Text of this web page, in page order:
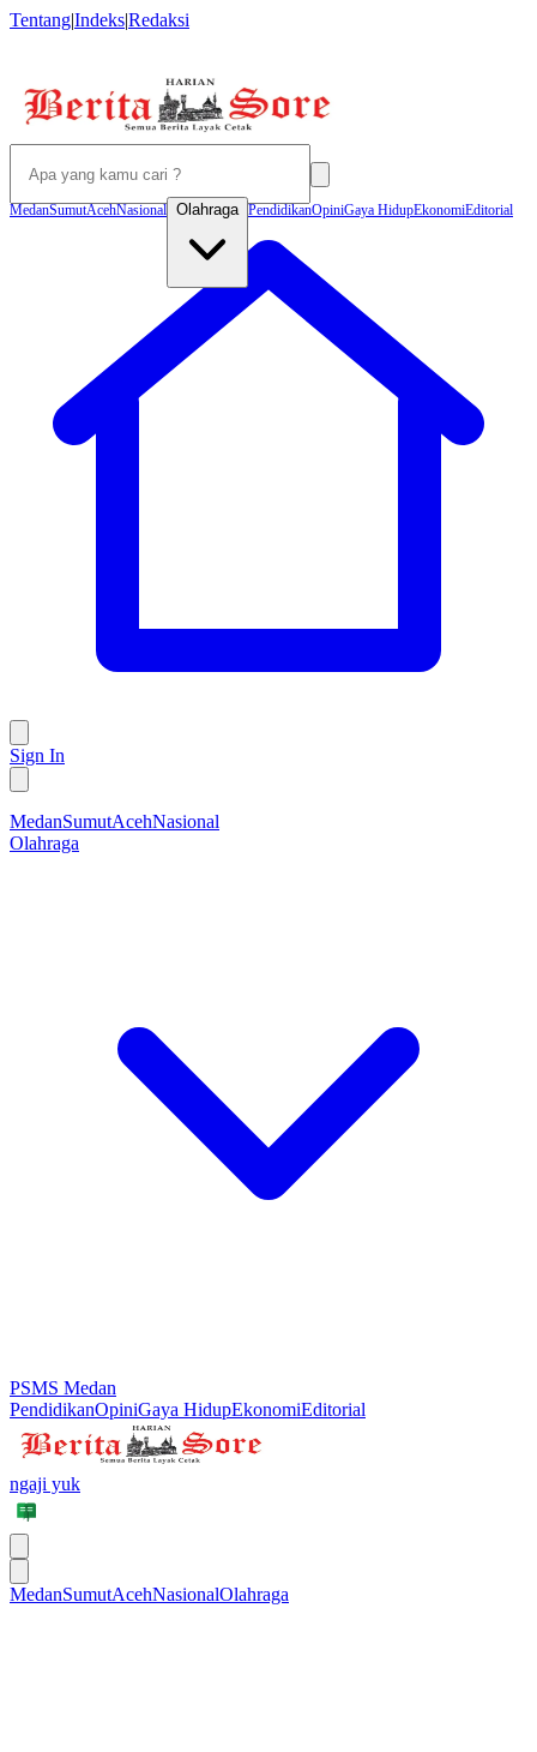
Tentang|Indeks|Redaksi
MedanSumutAcehNasional Olahraga PendidikanOpiniGaya HidupEkonomiEditorial
Sign In
MedanSumutAcehNasional
Olahraga
PSMS Medan
PendidikanOpiniGaya HidupEkonomiEditorial
ngaji yuk
MedanSumutAcehNasionalOlahraga